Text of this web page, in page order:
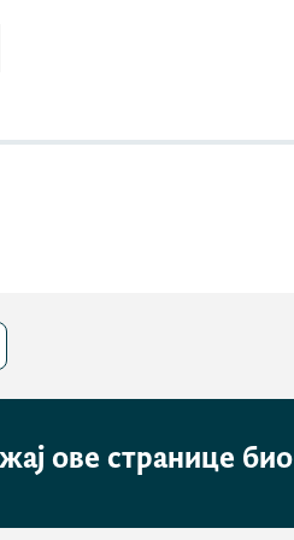
ове странице